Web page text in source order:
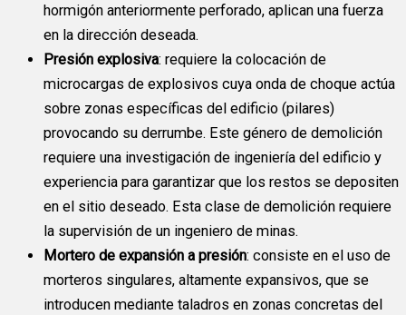
hormigón anteriormente perforado, aplican una fuerza
en la dirección deseada.
Presión explosiva: requiere la colocación de
microcargas de explosivos cuya onda de choque actúa
sobre zonas específicas del edificio (pilares)
provocando su derrumbe. Este género de demolición
requiere una investigación de ingeniería del edificio y
experiencia para garantizar que los restos se depositen
en el sitio deseado. Esta clase de demolición requiere
la supervisión de un ingeniero de minas.
Mortero de expansión a presión: consiste en el uso de
morteros singulares, altamente expansivos, que se
introducen mediante taladros en zonas concretas del